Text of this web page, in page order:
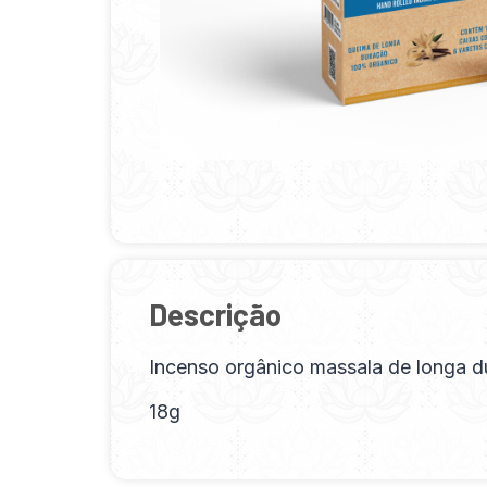
Descrição
Incenso orgânico massala de longa
18g